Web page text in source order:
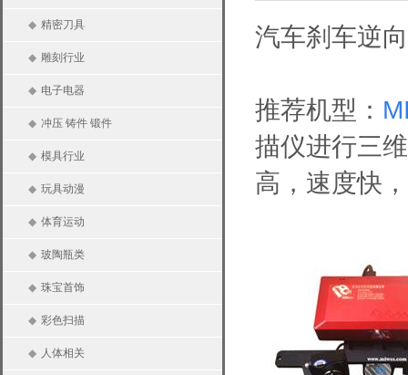
◆ 精密刀具
◆ 雕刻行业
◆ 电子电器
◆ 冲压 铸件 锻件
◆ 模具行业
◆ 玩具动漫
◆ 体育运动
◆ 玻陶瓶类
◆ 珠宝首饰
◆ 彩色扫描
◆ 人体相关
汽车刹车逆
推荐机型：
描仪进行三
高，速度快